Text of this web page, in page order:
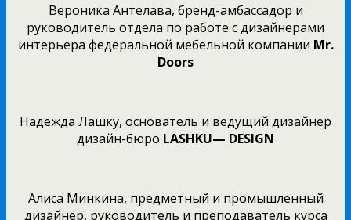
Вероника Антелава, бренд-амбассадор и
руководитель отдела по работе с дизайнерами
интерьера федеральной мебельной компании Mr.
Doors
Надежда Лашку, основатель и ведущий дизайнер
дизайн-бюро LASHKU— DESIGN
Алиса Минкина, предметный и промышленный
дизайнер, руководитель и преподаватель курса